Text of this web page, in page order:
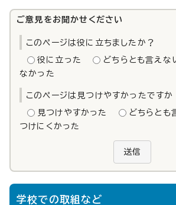
ご意見をお聞かせください
このページは役に立ちましたか？
役に立った どちらとも言えな
なかった
このページは見つけやすかったですか
見つけやすかった どちらとも
つけにくかった
送信
学校での取組など